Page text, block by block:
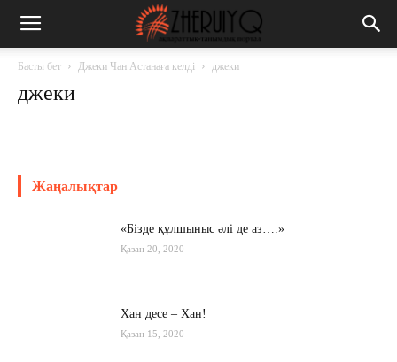
Басты бет Джеки Чан Астанаға келді джеки
джеки
Жаңалықтар
«Бізде құлшыныс әлі де аз….»
Қазан 20, 2020
Хан десе – Хан!
Қазан 15, 2020